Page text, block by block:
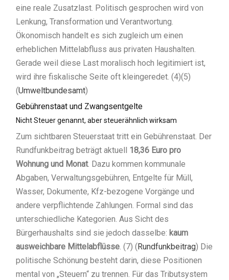
eine reale Zusatzlast. Politisch gesprochen wird von
Lenkung, Transformation und Verantwortung.
Ökonomisch handelt es sich zugleich um einen
erheblichen Mittelabfluss aus privaten Haushalten.
Gerade weil diese Last moralisch hoch legitimiert ist,
wird ihre fiskalische Seite oft kleingeredet. (4)(5)
(Umweltbundesamt)
Gebührenstaat und Zwangsentgelte
Nicht Steuer genannt, aber steuerähnlich wirksam
Zum sichtbaren Steuerstaat tritt ein Gebührenstaat. Der
Rundfunkbeitrag beträgt aktuell 18,36 Euro pro
Wohnung und Monat. Dazu kommen kommunale
Abgaben, Verwaltungsgebühren, Entgelte für Müll,
Wasser, Dokumente, Kfz-bezogene Vorgänge und
andere verpflichtende Zahlungen. Formal sind das
unterschiedliche Kategorien. Aus Sicht des
Bürgerhaushalts sind sie jedoch dasselbe: kaum
ausweichbare Mittelabflüsse. (7) ( Rundfunkbeitrag) Die
politische Schönung besteht darin, diese Positionen
mental von „Steuern“ zu trennen. Für das Tributsystem